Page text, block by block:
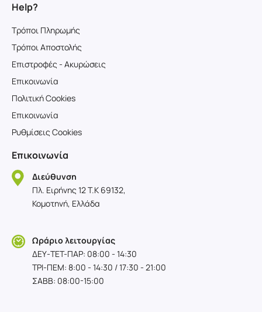
Help?
Τρόποι Πληρωμής
Τρόποι Αποστολής
Επιστροφές - Ακυρώσεις
Επικοινωνία
Πολιτική Cookies
Επικοινωνία
Ρυθμίσεις Cookies
Επικοινωνία
Διεύθυνση
Πλ. Ειρήνης 12 T.K 69132,
Κομοτηνή, Ελλάδα
Ωράριο λειτουργίας
ΔΕΥ-TET-ΠΑΡ: 08:00 - 14:30
ΤΡΙ-ΠΕΜ: 8:00 - 14:30 / 17:30 - 21:00
ΣΑΒΒ: 08:00-15:00